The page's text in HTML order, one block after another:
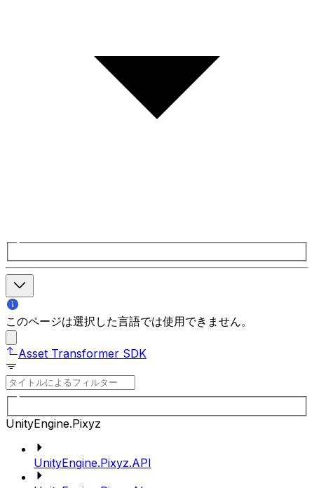
このページは選択した言語では使用できません。
Asset Transformer SDK
UnityEngine.Pixyz
UnityEngine.Pixyz.API